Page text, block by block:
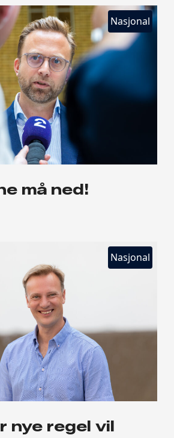
Nasjonal
må ned!
Nasjonal
nye regel vil